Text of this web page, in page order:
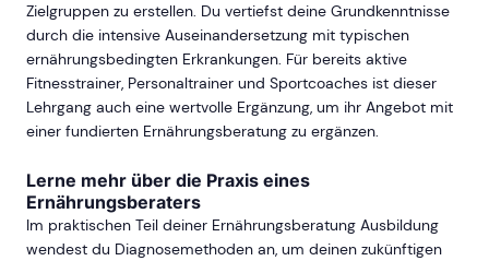
Zielgruppen zu erstellen. Du vertiefst deine Grundkenntnisse
durch die intensive Auseinandersetzung mit typischen
ernährungsbedingten Erkrankungen. Für bereits aktive
Fitnesstrainer, Personaltrainer und Sportcoaches ist dieser
Lehrgang auch eine wertvolle Ergänzung, um ihr Angebot mit
einer fundierten Ernährungsberatung zu ergänzen.
Lerne mehr über die Praxis eines
Ernährungsberaters
Im praktischen Teil deiner Ernährungsberatung Ausbildung
wendest du Diagnosemethoden an, um deinen zukünftigen